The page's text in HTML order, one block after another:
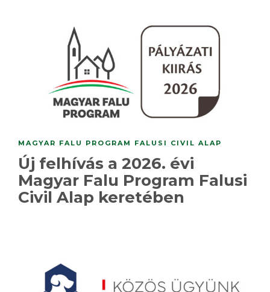
MAGYAR FALU PROGRAM FALUSI CIVIL ALAP
Új felhívás a 2026. évi
Magyar Falu Program Falusi
Civil Alap keretében